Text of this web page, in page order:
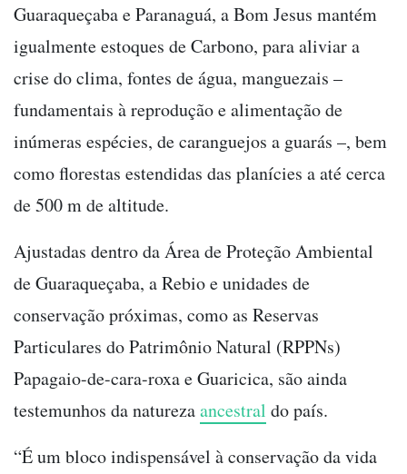
Guaraqueçaba e Paranaguá, a Bom Jesus mantém
igualmente estoques de Carbono, para aliviar a
crise do clima, fontes de água, manguezais –
fundamentais à reprodução e alimentação de
inúmeras espécies, de caranguejos a guarás –, bem
como florestas estendidas das planícies a até cerca
de 500 m de altitude.
Ajustadas dentro da Área de Proteção Ambiental
de Guaraqueçaba, a Rebio e unidades de
conservação próximas, como as Reservas
Particulares do Patrimônio Natural (RPPNs)
Papagaio-de-cara-roxa e Guaricica, são ainda
testemunhos da naturezaancestral do país.
“É um bloco indispensável à conservação da vida